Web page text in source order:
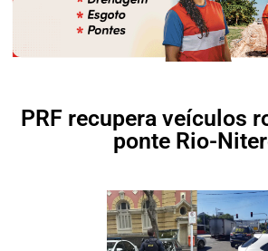
PRF recupera veículos
ponte Rio-